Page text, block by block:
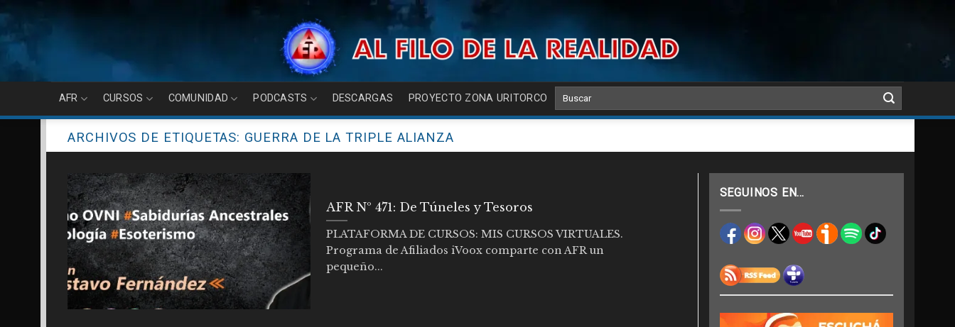
content
AFR CURSOS COMUNIDAD PODCASTS DESCARGAS PROYECTO ZONA URITORCO
ARCHIVOS DE ETIQUETAS: GUERRA DE LA TRIPLE ALIANZA
AFR Nº 471: De Túneles y Tesoros
PLATAFORMA DE CURSOS: MIS CURSOS VIRTUALES.
Programa de Afiliados iVoox comparte con AFR un
pequeño...
SEGUINOS EN…